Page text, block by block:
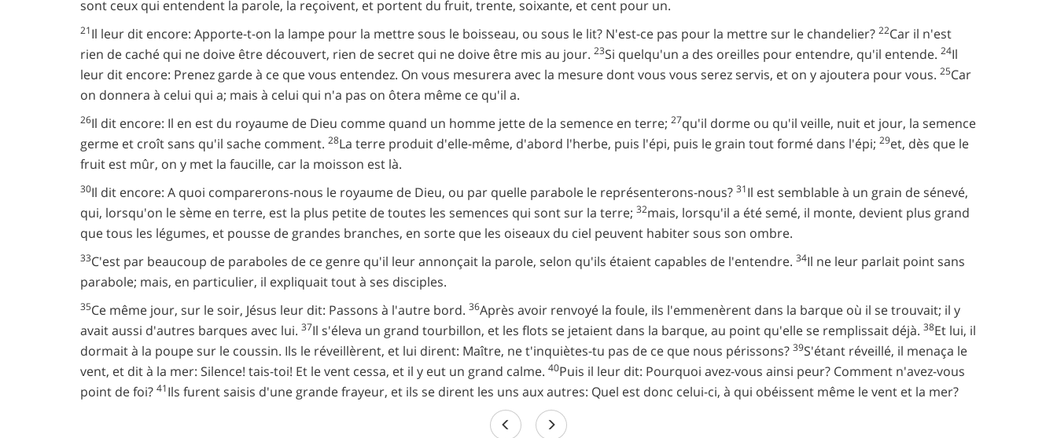
sont ceux qui entendent la parole, la reçoivent, et portent du fruit, trente, soixante, et cent pour un.
21Il leur dit encore: Apporte-t-on la lampe pour la mettre sous le boisseau, ou sous le lit? N'est-ce pas pour la mettre sur le chandelier? 22Car il n'est
rien de caché qui ne doive être découvert, rien de secret qui ne doive être mis au jour. 23Si quelqu'un a des oreilles pour entendre, qu'il entende. 24Il
leur dit encore: Prenez garde à ce que vous entendez. On vous mesurera avec la mesure dont vous vous serez servis, et on y ajoutera pour vous. 25Car
on donnera à celui qui a; mais à celui qui n'a pas on ôtera même ce qu'il a.
26Il dit encore: Il en est du royaume de Dieu comme quand un homme jette de la semence en terre; 27qu'il dorme ou qu'il veille, nuit et jour, la semence
germe et croît sans qu'il sache comment. 28La terre produit d'elle-même, d'abord l'herbe, puis l'épi, puis le grain tout formé dans l'épi; 29et, dès que le
fruit est mûr, on y met la faucille, car la moisson est là.
30Il dit encore: A quoi comparerons-nous le royaume de Dieu, ou par quelle parabole le représenterons-nous? 31Il est semblable à un grain de sénevé,
qui, lorsqu'on le sème en terre, est la plus petite de toutes les semences qui sont sur la terre; 32mais, lorsqu'il a été semé, il monte, devient plus grand
que tous les légumes, et pousse de grandes branches, en sorte que les oiseaux du ciel peuvent habiter sous son ombre.
33C'est par beaucoup de paraboles de ce genre qu'il leur annonçait la parole, selon qu'ils étaient capables de l'entendre. 34Il ne leur parlait point sans
parabole; mais, en particulier, il expliquait tout à ses disciples.
35Ce même jour, sur le soir, Jésus leur dit: Passons à l'autre bord. 36Après avoir renvoyé la foule, ils l'emmenèrent dans la barque où il se trouvait; il y
avait aussi d'autres barques avec lui. 37Il s'éleva un grand tourbillon, et les flots se jetaient dans la barque, au point qu'elle se remplissait déjà. 38Et lui, il
dormait à la poupe sur le coussin. Ils le réveillèrent, et lui dirent: Maître, ne t'inquiètes-tu pas de ce que nous périssons? 39S'étant réveillé, il menaça le
vent, et dit à la mer: Silence! tais-toi! Et le vent cessa, et il y eut un grand calme. 40Puis il leur dit: Pourquoi avez-vous ainsi peur? Comment n'avez-vous
point de foi? 41Ils furent saisis d'une grande frayeur, et ils se dirent les uns aux autres: Quel est donc celui-ci, à qui obéissent même le vent et la mer?